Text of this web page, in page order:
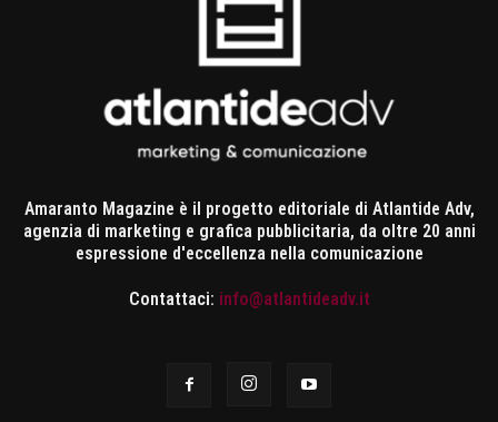
Amaranto Magazine è il progetto editoriale di Atlantide Adv,
agenzia di marketing e grafica pubblicitaria, da oltre 20 anni
espressione d'eccellenza nella comunicazione
Contattaci: info@atlantideadv.it